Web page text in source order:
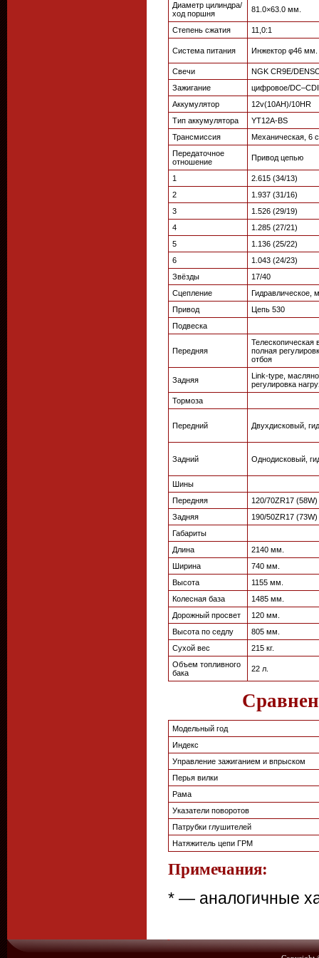
Диаметр цилиндра/
ход поршня
81.0×63.0 мм.
Степень сжатия 11,0:1
Система питания Инжектор φ46 мм.
Свечи
NGK CR9E/
Зажигание
цифровое/DC–CDI
Аккумулятор
12v(10AH)/10HR
Тип аккумулятора
YT12A-BS
Трансмиссия
Механическая, 6
Передаточное
отношение
Привод цепью
1
2.615 (34/13)
2
1.937 (31/16)
3
1.526 (29/19)
4
1.285 (27/21)
5
1.136 (25/22)
6
1.043 (24/23)
Звёзды
17/40
Сцепление
Гидравлическое,
Привод
Цепь 530
Подвеска
Передняя
Телескопическая
полная
отбоя
Задняя
Link-type,
регулировка
Тормоза
Передний Двухдисковый,
Задний Однодисковый,
Шины
Передняя
120/70ZR17 (58W)
Задняя
190/50ZR17 (73W)
Габариты
Длина
2140 мм.
Ширина
740 мм.
Высота
1155 мм.
Колесная база
1485 мм.
Дорожный просвет
120 мм.
Высота по седлу
805 мм.
Сухой вес
215 кг.
Объем топливного
бака
22 л.
Модельный год
Индекс
Управление зажиганием и впрыском
Перья вилки
Рама
Указатели поворотов
Патрубки глушителей
Натяжитель цепи ГРМ
Примечания:
* — аналогичные